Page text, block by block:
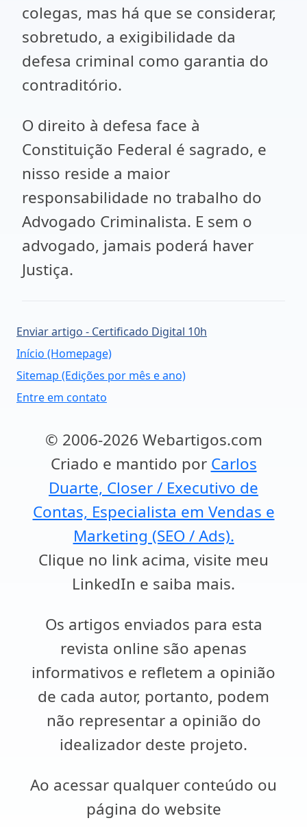
colegas, mas há que se considerar,
sobretudo, a exigibilidade da
defesa criminal como garantia do
contraditório.
O direito à defesa face à
Constituição Federal é sagrado, e
nisso reside a maior
responsabilidade no trabalho do
Advogado Criminalista. E sem o
advogado, jamais poderá haver
Justiça.
Enviar artigo - Certificado Digital 10h
Início (Homepage)
Sitemap (Edições por mês e ano)
Entre em contato
© 2006-2026 Webartigos.com
Criado e mantido por Carlos
Duarte, Closer / Executivo de
Contas, Especialista em Vendas e
Marketing (SEO / Ads).
Clique no link acima, visite meu
LinkedIn e saiba mais.
Os artigos enviados para esta
revista online são apenas
informativos e refletem a opinião
de cada autor, portanto, podem
não representar a opinião do
idealizador deste projeto.
Ao acessar qualquer conteúdo ou
página do website